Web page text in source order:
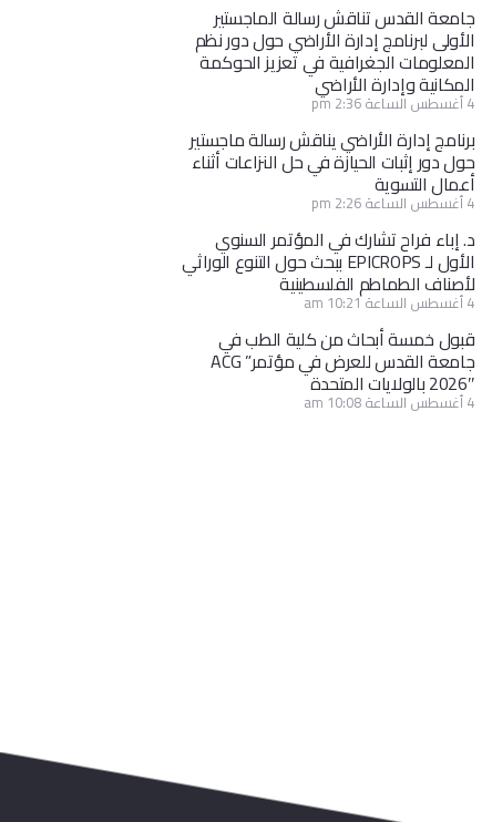
جامعة القدس تناقش رسالة الماجستير
الأولى لبرنامج إدارة الأراضي حول دور نظم
المعلومات الجغرافية في تعزيز الحوكمة
المكانية وإدارة الأراضي
4 أغسطس الساعة 2:36 pm
برنامج إدارة الأراضي يناقش رسالة ماجستير
حول دور إثبات الحيازة في حل النزاعات أثناء
أعمال التسوية
4 أغسطس الساعة 2:26 pm
د. إباء فراح تشارك في المؤتمر السنوي
الأول لـ EPICROPS ببحث حول التنوع الوراثي
لأصناف الطماطم الفلسطينية
4 أغسطس الساعة 10:21 am
قبول خمسة أبحاث من كلية الطب في
جامعة القدس للعرض في مؤتمر” ACG
2026″ بالولايات المتحدة
4 أغسطس الساعة 10:08 am